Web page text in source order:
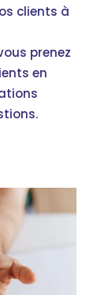
clients à
prenez
en